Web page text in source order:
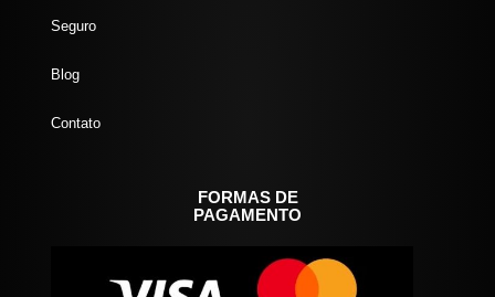
Seguro
Blog
Contato
FORMAS DE
PAGAMENTO